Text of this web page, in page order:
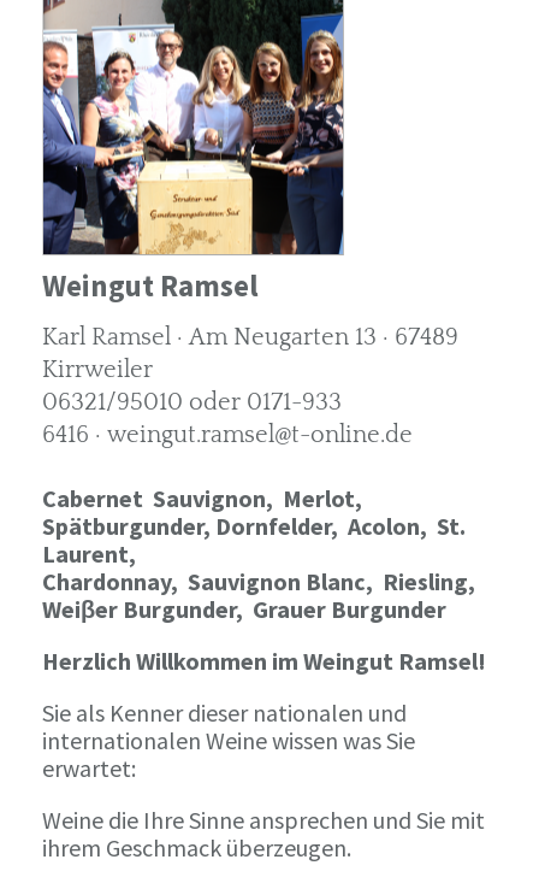
Weingut Ramsel
Karl Ramsel · Am Neugarten 13 · 67489
Kirrweiler
06321/95010 oder 0171-933
6416 · weingut.ramsel@t-online.de
Cabernet Sauvignon, Merlot,
Spätburgunder, Dornfelder, Acolon, St.
Laurent,
Chardonnay, Sauvignon Blanc, Riesling,
Weiβer Burgunder, Grauer Burgunder
Herzlich Willkommen im Weingut Ramsel!
Sie als Kenner dieser nationalen und
internationalen Weine wissen was Sie
erwartet:
Weine die Ihre Sinne ansprechen und Sie mit
ihrem Geschmack überzeugen.